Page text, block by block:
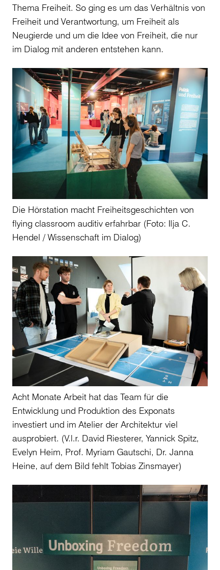
Thema Freiheit. So ging es um das Verhältnis von
Freiheit und Verantwortung, um Freiheit als
Neugierde und um die Idee von Freiheit, die nur
im Dialog mit anderen entstehen kann.
Die Hörstation macht Freiheitsgeschichten von
flying classroom auditiv erfahrbar (Foto: Ilja C.
Hendel / Wissenschaft im Dialog)
Acht Monate Arbeit hat das Team für die
Entwicklung und Produktion des Exponats
investiert und im Atelier der Architektur viel
ausprobiert. (V.l.r. David Riesterer, Yannick Spitz,
Evelyn Heim, Prof. Myriam Gautschi, Dr. Janna
Heine, auf dem Bild fehlt Tobias Zinsmayer)